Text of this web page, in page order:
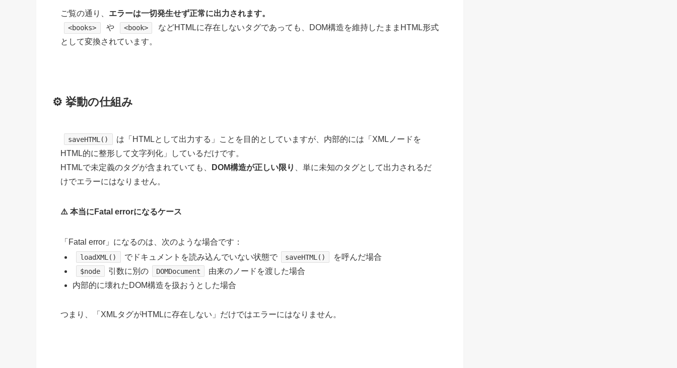
ご覧の通り、 エラーは一切発生せず正常に出力されます。
<books> や <book>
などHTMLに存在しないタグであっても、DOM構造を維持したままHTML形式
として変換されています。
⚙️ 挙動の仕組み
saveHTML()
は「HTMLとして出力する」ことを目的としていますが、内部的には「XMLノードを
HTML的に整形して文字列化」しているだけです。
HTMLで未定義のタグが含まれていても、
DOM構造が正しい限り
、単に未知のタグとして出力されるだ
けでエラーにはなりません。
⚠️ 本当にFatal errorになるケース
「Fatal error」になるのは、次のような場合です：
loadXML() でドキュメントを読み込んでいない状態で saveHTML() を呼んだ場合
$node 引数に別の DOMDocument
由来のノードを渡した場合
内部的に壊れたDOM構造を扱おうとした場合
つまり、「XMLタグがHTMLに存在しない」だけではエラーにはなりません。